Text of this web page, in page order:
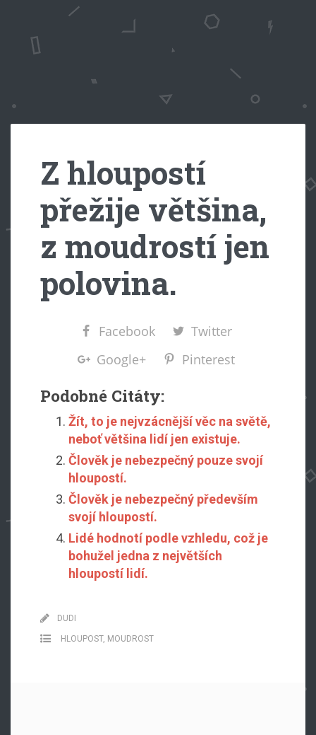
Z hloupostí
přežije většina,
z moudrostí jen
polovina.
Facebook
Twitter
Google+
Pinterest
Podobné Citáty:
Žít, to je nejvzácnější věc na světě,
neboť většina lidí jen existuje.
Člověk je nebezpečný pouze svojí
hloupostí.
Člověk je nebezpečný především
svojí hloupostí.
Lidé hodnotí podle vzhledu, což je
bohužel jedna z největších
hloupostí lidí.
DUDI
HLOUPOST, MOUDROST